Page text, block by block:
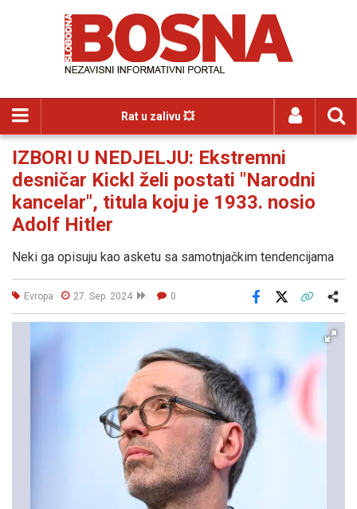
Rat u zalivu 💥
IZBORI U NEDJELJU: Ekstremni
desničar Kickl želi postati "Narodni
kancelar", titula koju je 1933. nosio
Adolf Hitler
Neki ga opisuju kao asketu sa samotnjačkim tendencijama
Evropa 27. Sep. 2024 0
Facebook